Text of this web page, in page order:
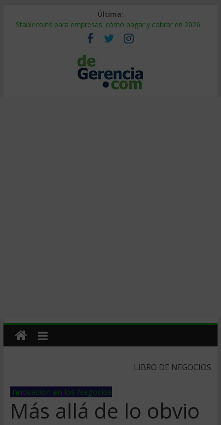
Última:
Stablecoins para empresas: cómo pagar y cobrar en 2026
Despido silencioso: qué es y por qué sale tan caro
IA en selección de personal: cómo auditarla a tiempo
Trabajo forzoso en la cadena de suministro: qué hacer
Mercado hispano de EE. UU.: cómo segmentarlo y venderle
LIBRO DE NEGOCIOS
Innovacion en los Negocios
Más allá de lo obvio